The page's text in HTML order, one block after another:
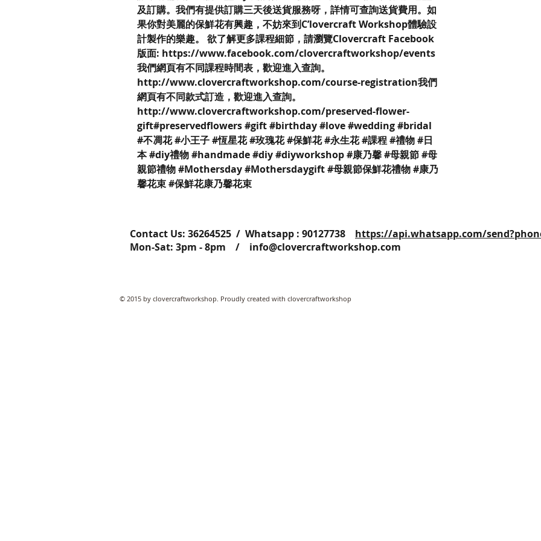
及訂購。我們有提供訂購三天後送貨服務呀，詳情可查詢送貨費用。如
果你對美麗的保鮮花有興趣，不妨來到C’lovercraft Workshop體驗設
計製作的樂趣。 欲了解更多課程細節，請瀏覽Clovercraft Facebook
版面: https://www.facebook.com/clovercraftworkshop/events
我們網頁有不同課程時間表，歡迎進入查詢。
http://www.clovercraftworkshop.com/course-registration我們
網頁有不同款式訂造，歡迎進入查詢。
http://www.clovercraftworkshop.com/preserved-flower-
gift#preservedflowers #gift #birthday #love #wedding #bridal
#不凋花 #小王子 #恆星花 #玫瑰花 #保鮮花 #永生花 #課程 #禮物 #日
本 #diy禮物 #handmade #diy #diyworkshop #康乃馨 #母親節 #母
親節禮物 #Mothersday #Mothersdaygift #母親節保鮮花禮物 #康乃
馨花束 #保鮮花康乃馨花束
Contact Us: ​​​​​​​​​​​​​​​​​​​​36264525 / Whatsapp : 90127738 https://api.whatsapp.com/
Mon-Sat: 3pm - 8pm / info@clovercraftworkshop.com
© 2015 by clovercraftworkshop. Proudly created with clovercraftworkshop